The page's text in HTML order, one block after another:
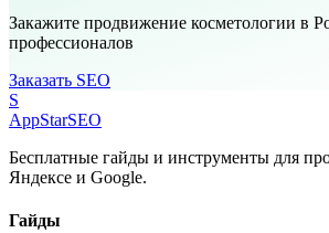
Закажите продвижение косметологии в
профессионалов
Заказать SEO
S
AppStarSEO
Бесплатные гайды и инструменты для
Яндексе и Google.
Гайды